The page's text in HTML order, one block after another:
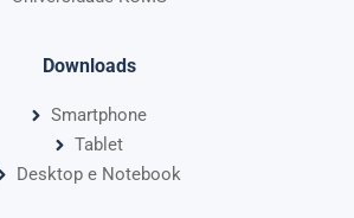
Downloads
Smartphone
Tablet
Desktop e Notebook